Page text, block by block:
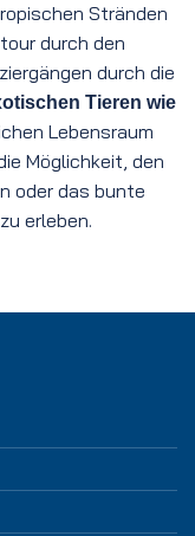
Stränden
durch den
durch die
Tieren wie
Lebensraum
Möglichkeit, den
oder das bunte
erleben.